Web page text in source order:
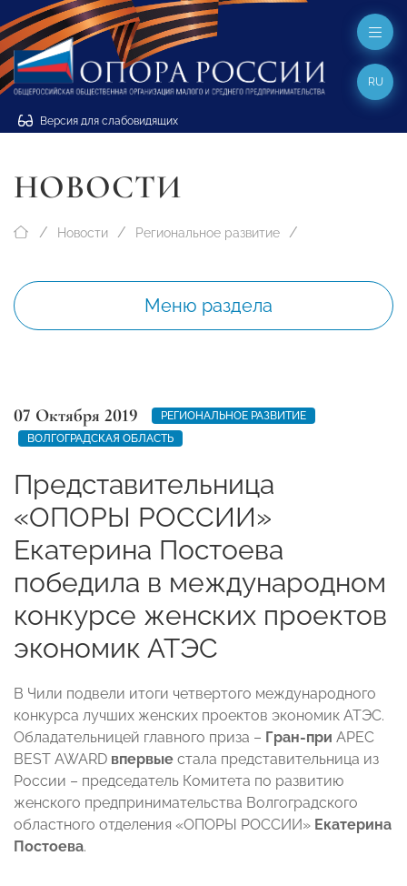
Версия для слабовидящих
RU
НОВОСТИ
Новости Региональное развитие
Меню раздела
07 Октября 2019
РЕГИОНАЛЬНОЕ РАЗВИТИЕ
ВОЛГОГРАДСКАЯ ОБЛАСТЬ
Представительница
«ОПОРЫ РОССИИ»
Екатерина Постоева
победила в международном
конкурсе женских проектов
экономик АТЭС
В Чили подвели итоги четвертого международного
конкурса лучших женских проектов экономик АТЭС.
Обладательницей главного приза – Гран-при APEC
BEST AWARD впервые стала представительница из
России – председатель Комитета по развитию
женского предпринимательства Волгоградского
областного отделения «ОПОРЫ РОССИИ» Екатерина
Постоева.